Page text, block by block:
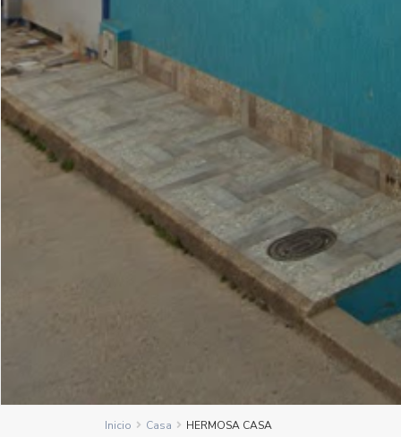
Inicio Casa HERMOSA CASA